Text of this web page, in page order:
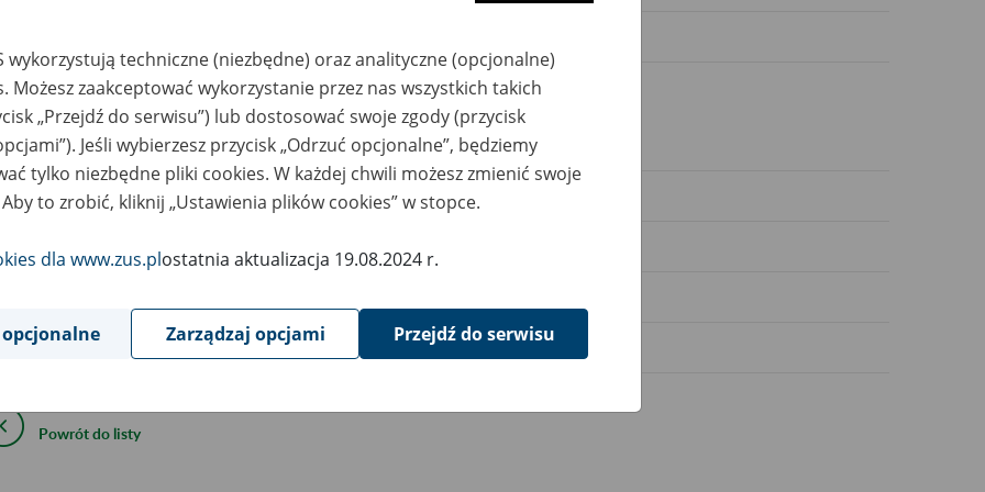
wydarzenia
Okienko Górnicze w ZUS
Szczegóły na plakacie
Chorzów
Plakat OG w ZUS 2026.pdf (474 kB)
Powrót do listy
wykorzystują techniczne (niezbędne) oraz analityczne (opcjonalne)
Możesz zaakceptować wykorzystanie przez nas wszystkich takich
„Przejdź do serwisu”) lub dostosować swoje zgody (przycisk
Jeśli wybierzesz przycisk „Odrzuć opcjonalne”, będziemy
tylko niezbędne pliki cookies. W każdej chwili możesz zmienić swoje
to zrobić, kliknij „Ustawienia plików cookies” w stopce.
dla www.zus.plostatnia aktualizacja 19.08.2024 r.
Zarządzaj opcjami Przejdź do serwisu